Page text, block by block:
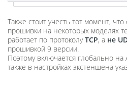
Также стоит учесть тот момент,
прошивки на некоторых моделях
работает по протоколуTCP, а не
прошивкой 9 версии.
Поэтому включается глобально на
также в настройках экстеншена